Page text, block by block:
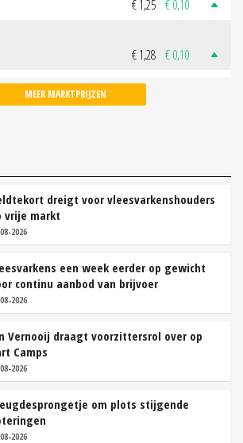
€ 1,25 € 0,10
€ 1,28 € 0,10
MEER MARKTPRIJZEN
dreigt voor vleesvarkenshouders
vrije markt
2026
een week eerder op gewicht
continu aanbod van brijvoer
2026
Vernooij draagt voorzittersrol over op
Camps
2026
om plots stijgende
2026